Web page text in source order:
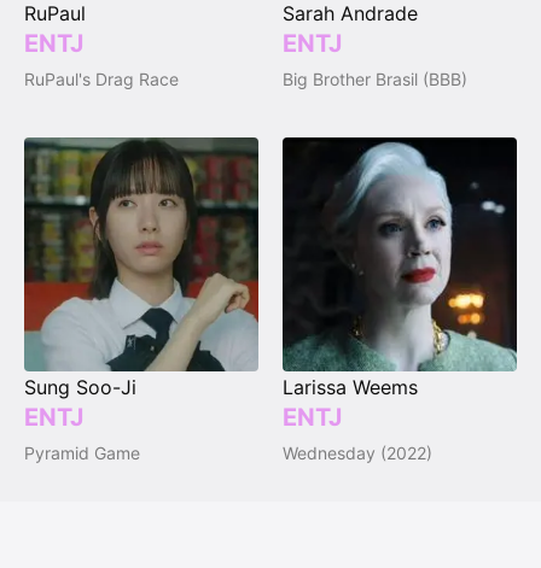
RuPaul
ENTJ
RuPaul's Drag Race
Sarah Andrade
ENTJ
Big Brother Brasil (BBB)
Sung Soo-Ji
ENTJ
Pyramid Game
Larissa Weems
ENTJ
Wednesday (2022)